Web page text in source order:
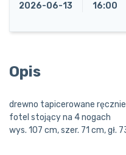
2026-06-13
16:00
Opis
drewno tapicerowane
fotel stojący na 4 nogach
wys. 107 cm, szer. 71 cm, gł.